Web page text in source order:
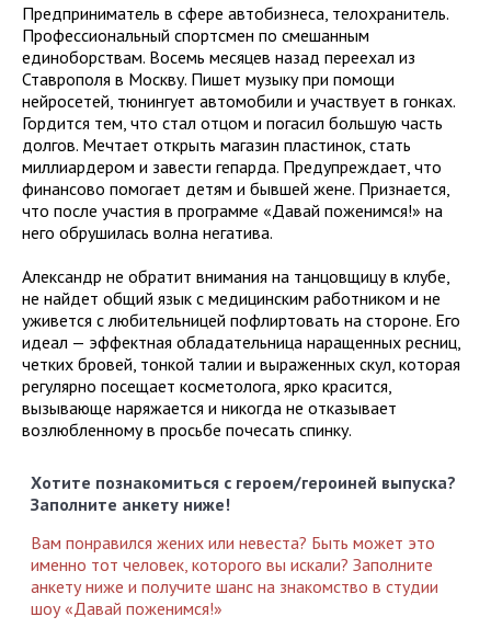
Предприниматель в сфере автобизнеса, телохранитель.
Профессиональный спортсмен по смешанным
единоборствам. Восемь месяцев назад переехал из
Ставрополя в Москву. Пишет музыку при помощи
нейросетей, тюнингует автомобили и участвует в гонках.
Гордится тем, что стал отцом и погасил большую часть
долгов. Мечтает открыть магазин пластинок, стать
миллиардером и завести гепарда. Предупреждает, что
финансово помогает детям и бывшей жене. Признается,
что после участия в программе «Давай поженимся!» на
него обрушилась волна негатива.
Александр не обратит внимания на танцовщицу в клубе,
не найдет общий язык с медицинским работником и не
уживется с любительницей пофлиртовать на стороне. Его
идеал — эффектная обладательница наращенных ресниц,
четких бровей, тонкой талии и выраженных скул, которая
регулярно посещает косметолога, ярко красится,
вызывающе наряжается и никогда не отказывает
возлюбленному в просьбе почесать спинку.
Хотите познакомиться с героем/героиней выпуска?
Заполните анкету ниже!
Вам понравился жених или невеста? Быть может это
именно тот человек, которого вы искали? Заполните
анкету ниже и получите шанс на знакомство в студии
шоу «Давай поженимся!»